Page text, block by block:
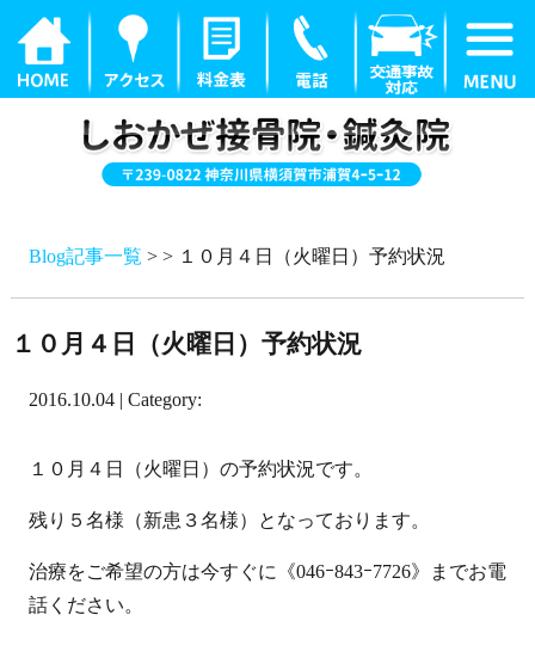
Blog記事一覧 > > １０月４日（火曜日）予約状況
１０月４日（火曜日）予約状況
2016.10.04 | Category:
１０月４日（火曜日）の予約状況です。
残り５名様（新患３名様）となっております。
治療をご希望の方は今すぐに《046ｰ843ｰ7726》までお電
話ください。